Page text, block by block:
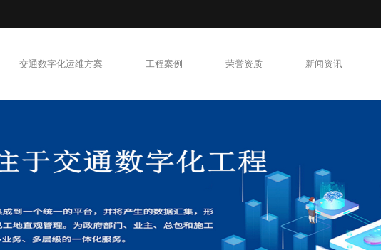
交通数字化运维方案 工程案例 荣誉资质 新闻资讯